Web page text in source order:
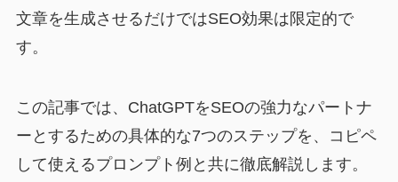
文章を生成させるだけではSEO効果は限定的で
す。
この記事では、ChatGPTをSEOの強力なパートナ
ーとするための具体的な7つのステップを、コピペ
して使えるプロンプト例と共に徹底解説します。